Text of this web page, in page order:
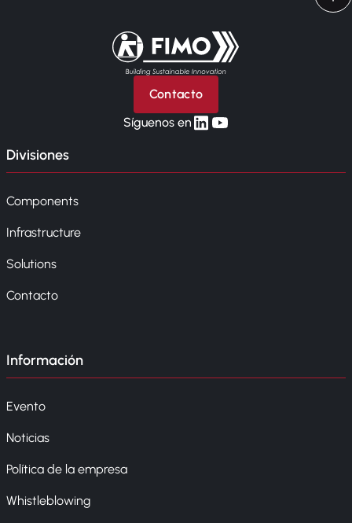
Volver a la página principal
Contacto
Síguenos enlinkedin
yt
Divisiones
Components
Infrastructure
Solutions
Contacto
Información
Evento
Noticias
Política de la empresa
Whistleblowing